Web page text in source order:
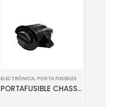
ELECTRÓNICA, PORTA FUSIBLES
PORTAFUSIBLE CHASSIS 220V